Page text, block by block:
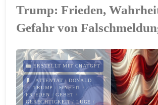
Woran
orientieren
wir
Trump: Frieden,
Gefahr von
ERSTELLT MIT CHATGPT
ATTENTAT / DONALD
TRUMP / EINHEIT /
FRIEDEN /GEBET /
GERECHTIGKEIT/LÜGE /